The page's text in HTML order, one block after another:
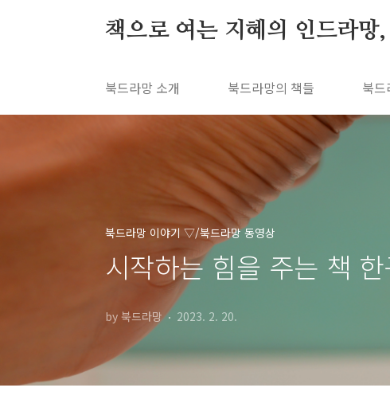
책으로 여는 지혜의 인드라망
북드라망 소개 북드라망의 책들 북드
북드라망 이야기 ▽/북드라망 동영상
시작하는 힘을 주는 책
by 북드라망 2023. 2. 20.